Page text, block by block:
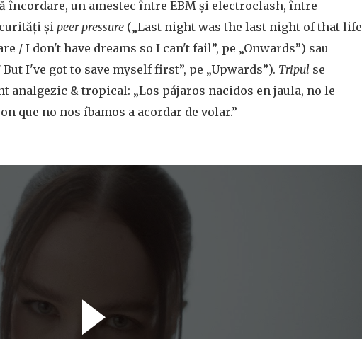
încordare, un amestec între EBM și electroclash, între
și peer pressure („Last night was the last night of that life
/ I don't have dreams so I can't fail”, pe „Onwards”) sau
I've got to save myself first”, pe „Upwards”). Tripul se
analgezic & tropical: „Los pájaros nacidos en jaula, no le
que no nos íbamos a acordar de volar.”